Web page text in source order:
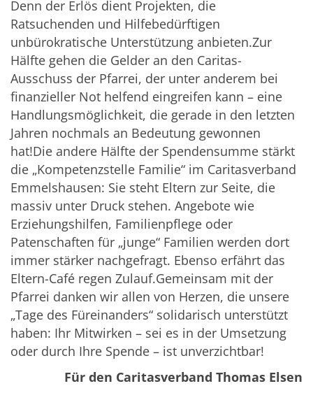
Denn der Erlös dient Projekten, die
Ratsuchenden und Hilfebedürftigen
unbürokratische Unterstützung anbieten.Zur
Hälfte gehen die Gelder an den Caritas-
Ausschuss der Pfarrei, der unter anderem bei
finanzieller Not helfend eingreifen kann – eine
Handlungsmöglichkeit, die gerade in den letzten
Jahren nochmals an Bedeutung gewonnen
hat!Die andere Hälfte der Spendensumme stärkt
die „Kompetenzstelle Familie“ im Caritasverband
Emmelshausen: Sie steht Eltern zur Seite, die
massiv unter Druck stehen. Angebote wie
Erziehungshilfen, Familienpflege oder
Patenschaften für „junge“ Familien werden dort
immer stärker nachgefragt. Ebenso erfährt das
Eltern-Café regen Zulauf.Gemeinsam mit der
Pfarrei danken wir allen von Herzen, die unsere
„Tage des Füreinanders“ solidarisch unterstützt
haben: Ihr Mitwirken – sei es in der Umsetzung
oder durch Ihre Spende – ist unverzichtbar!
Für den Caritasverband Thomas Elsen